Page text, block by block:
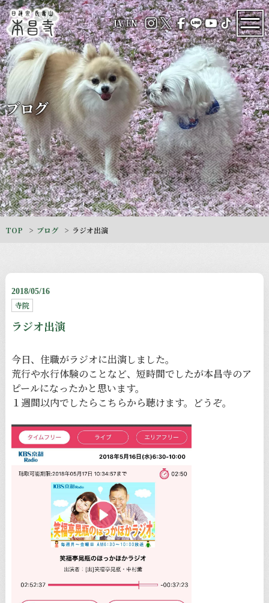
JA/EN
ブログ
TOP ブログ ラジオ出演
2018/05/16
寺院
ラジオ出演
今日、住職がラジオに出演しました。
荒行や水行体験のことなど、短時間でしたが本昌寺のア
ピールになったかと思います。
１週間以内でしたら こちらから聴けます。どうぞ。